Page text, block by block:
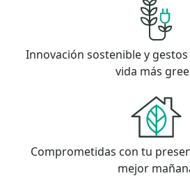
Innovación sostenible y
vida más
Comprometidas con tu
mejor